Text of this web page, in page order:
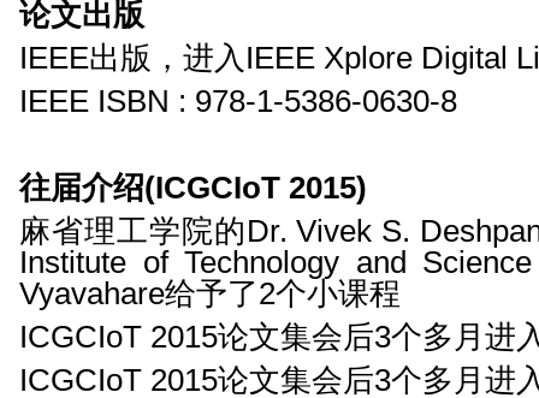
论文出版
IEEE出版，进入IEEE Xplore Digital
IEEE ISBN : 978-1-5386-0630-8
往届介绍(ICGCIoT 2015)
麻省理工学院的Dr. Vivek S.
Institute of Technology and
Vyavahare给予了2个小课程
ICGCIoT 2015论文集会后3个多月进
ICGCIoT 2015论文集会后3个多月进